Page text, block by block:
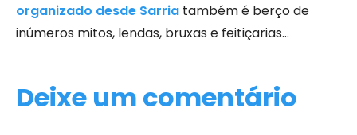
organizado desde Sarria também é berço de
inúmeros mitos, lendas, bruxas e feitiçarias…
Deixe um comentário